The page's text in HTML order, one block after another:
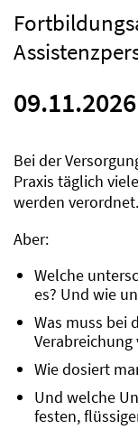
09.11.2026
Bei der
Praxis täglich
werden verordnet.
Aber:
Welche
es? Und wie
Was muss bei
Wie dosiert
Und welche
festen,